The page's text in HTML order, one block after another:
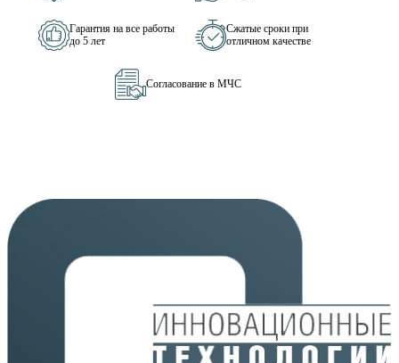
Гарантия на все работы
до 5 лет
Сжатые сроки при
отличном качестве
Согласование в МЧС